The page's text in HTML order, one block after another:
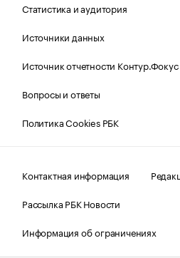
Статистика и аудитория
Источники данных
Источник отчетности Контур.Фокус
Вопросы и ответы
Политика Cookies РБК
Контактная информация
Рассылка РБК Новости
Информация об ограничениях